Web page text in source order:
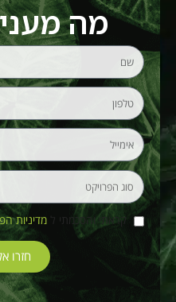
מה
קראתי והסכמתי ל מדיניות
חזרו